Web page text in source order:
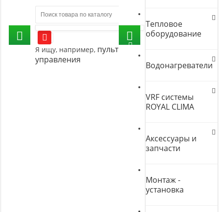
Я ищу, например, пульт
управления
Тепловое
оборудование
Водонагреватели
VRF системы
ROYAL CLIMA
Аксессуары и
запчасти
Монтаж -
установка